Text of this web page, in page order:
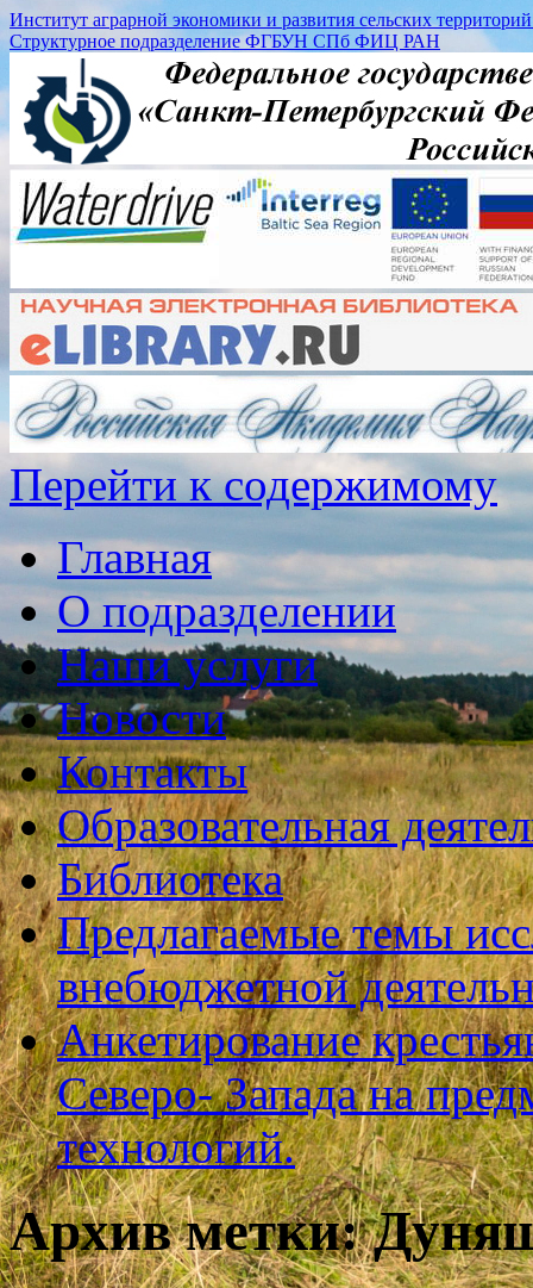
Институт аграрной экономики и развития сельских
Структурное подразделение ФГБУН СПб ФИЦ РАН
Перейти к содержимому
Главная
О подразделении
Наши услуги
Новости
Контакты
Образовательная
Библиотека
Предлагаемые темы
внебюджетной
Анкетирование
Северо- Запада на
технологий.
Архив метки: